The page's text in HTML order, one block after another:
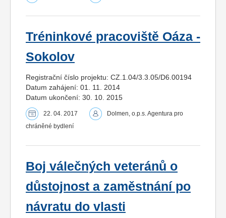
Tréninkové pracoviště Oáza -
Sokolov
Registrační číslo projektu: CZ.1.04/3.3.05/D6.00194
Datum zahájení: 01. 11. 2014
Datum ukončení: 30. 10. 2015
22. 04. 2017
Dolmen, o.p.s. Agentura pro
chráněné bydlení
Boj válečných veteránů o
důstojnost a zaměstnání po
návratu do vlasti